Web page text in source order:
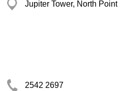
Jupiter Tower, North Point
2542 2697